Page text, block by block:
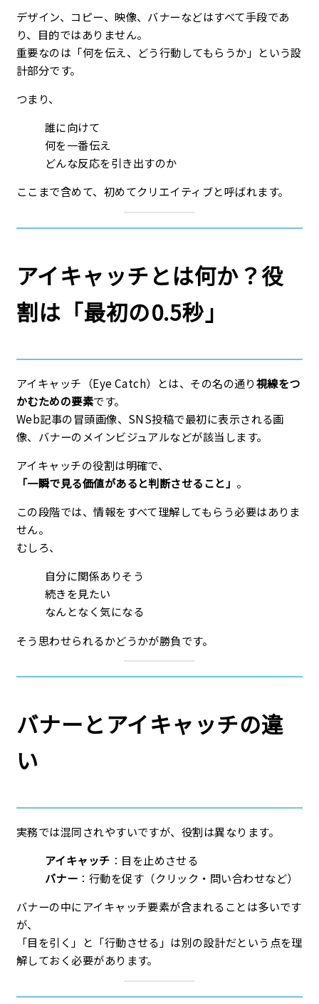
デザイン、コピー、映像、バナーなどはすべて手段であ
り、目的ではありません。
重要なのは「何を伝え、どう行動してもらうか」という設
計部分です。
つまり、
誰に向けて
何を一番伝え
どんな反応を引き出すのか
ここまで含めて、初めてクリエイティブと呼ばれます。
アイキャッチとは何か？役
割は「最初の0.5秒」
アイキャッチ（Eye Catch）とは、その名の通り視線をつ
かむための要素です。
Web記事の冒頭画像、SNS投稿で最初に表示される画
像、バナーのメインビジュアルなどが該当します。
アイキャッチの役割は明確で、
「一瞬で見る価値があると判断させること」 。
この段階では、情報をすべて理解してもらう必要はありま
せん。
むしろ、
自分に関係ありそう
続きを見たい
なんとなく気になる
そう思わせられるかどうかが勝負です。
バナーとアイキャッチの違
い
実務では混同されやすいですが、役割は異なります。
アイキャッチ ：目を止めさせる
バナー ：行動を促す（クリック・問い合わせなど）
バナーの中にアイキャッチ要素が含まれることは多いです
が、
「目を引く」と「行動させる」は別の設計だという点を理
解しておく必要があります。